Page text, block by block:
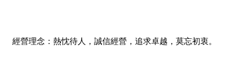
經營理念：熱忱待人，誠信經營，追求卓越，莫忘初衷。